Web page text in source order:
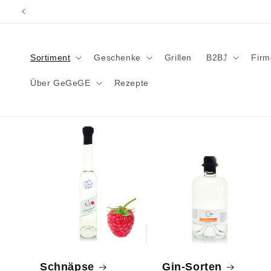
zum
Sortiment Geschenke Grillen B2B⤴︎
Über GeGeGE Rezepte
Schnäpse Gin-Sorten